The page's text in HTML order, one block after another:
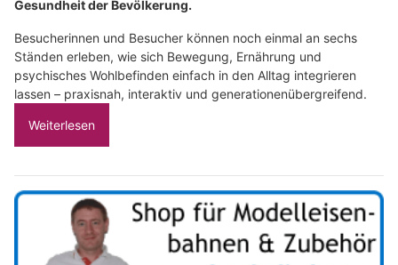
Gesundheit der Bevölkerung.
Besucherinnen und Besucher können noch einmal an sechs
Ständen erleben, wie sich Bewegung, Ernährung und
psychisches Wohlbefinden einfach in den Alltag integrieren
lassen – praxisnah, interaktiv und generationenübergreifend.
Weiterlesen